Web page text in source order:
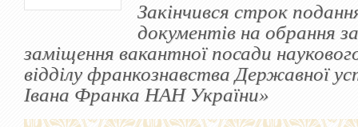
Закінчився строк
документів на обрання
заміщення вакантної посади
відділу франкознавства Державної
Івана Франка НАН України»